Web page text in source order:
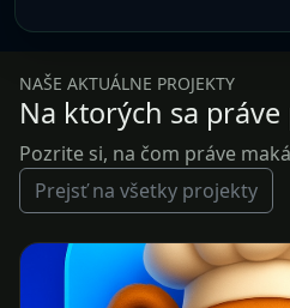
NAŠE AKTUÁLNE PROJEKTY
Na ktorých sa práve
Pozrite si, na čom práve
Prejsť na všetky projekty